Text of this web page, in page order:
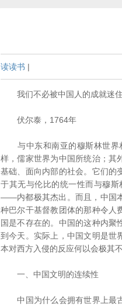
读读书 |
我们不必被中国人的成就迷住
伏尔泰，1764年
与中东和南亚的穆斯林世界
样，儒家世界为中国所统治；其
基础、面向内部的社会。它们的
于其无与伦比的统一性而与穆
――内都极其杰出。而且，中国
种巴尔干基督教团体的那种令人
国是不存在的。中国的这种内聚
到今天。实际上，中国文明是世
本对西方入侵的反应何以会极其不
一、中国文明的连续性
中国为什么会拥有世界上最